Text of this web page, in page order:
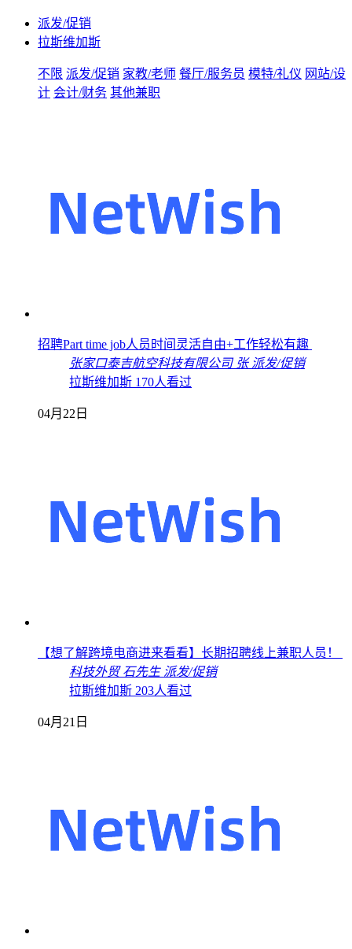
派发/促销
拉斯维加斯
不限 派发/促销 家教/老师 餐厅/服务员 模特/礼仪 网站/设
计 会计/财务 其他兼职
招聘Part time job人员时间灵活自由+工作轻松有趣
张家口泰吉航空科技有限公司 张 派发/促销
拉斯维加斯 170人看过
04月22日
【想了解跨境电商进来看看】长期招聘线上兼职人员！
科技外贸 石先生 派发/促销
拉斯维加斯 203人看过
04月21日